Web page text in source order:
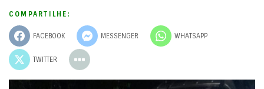
COMPARTILHE:
FACEBOOK MESSENGER WHATSAPP
TWITTER